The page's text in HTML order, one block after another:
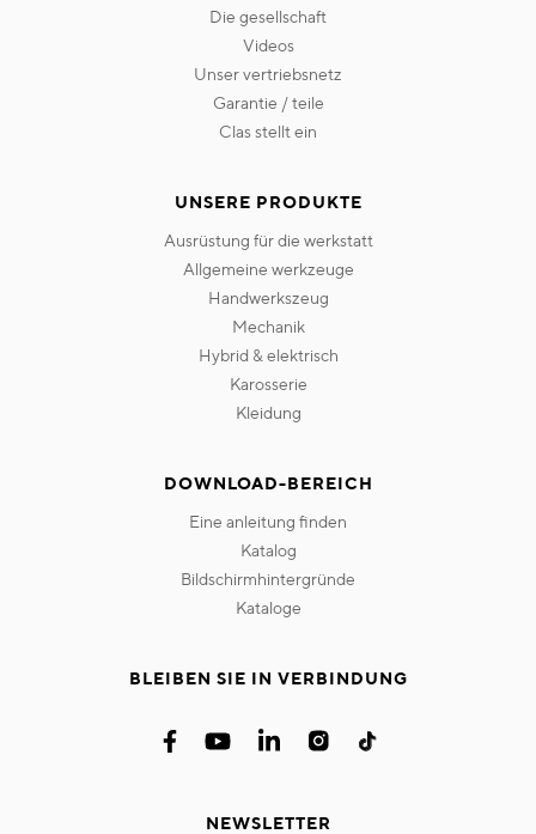
die gesellschaft
videos
unser vertriebsnetz
garantie / teile
clas stellt ein
UNSERE PRODUKTE
ausrüstung für die werkstatt
allgemeine werkzeuge
handwerkszeug
mechanik
hybrid & elektrisch
karosserie
kleidung
DOWNLOAD-BEREICH
eine anleitung finden
katalog
bildschirmhintergründe
kataloge
BLEIBEN SIE IN VERBINDUNG
NEWSLETTER